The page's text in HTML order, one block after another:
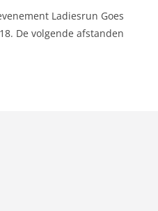
Ladiesrun Goes
De volgende afstanden